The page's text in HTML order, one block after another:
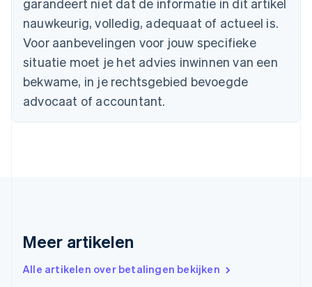
garandeert niet dat de informatie in dit artikel
nauwkeurig, volledig, adequaat of actueel is.
Voor aanbevelingen voor jouw specifieke
situatie moet je het advies inwinnen van een
bekwame, in je rechtsgebied bevoegde
advocaat of accountant.
Meer artikelen
Alle artikelen over betalingen bekijken
English
Canada
EnglishFrançais
Cyprus
English
English
Duitsland
Griekenland
Hongarije